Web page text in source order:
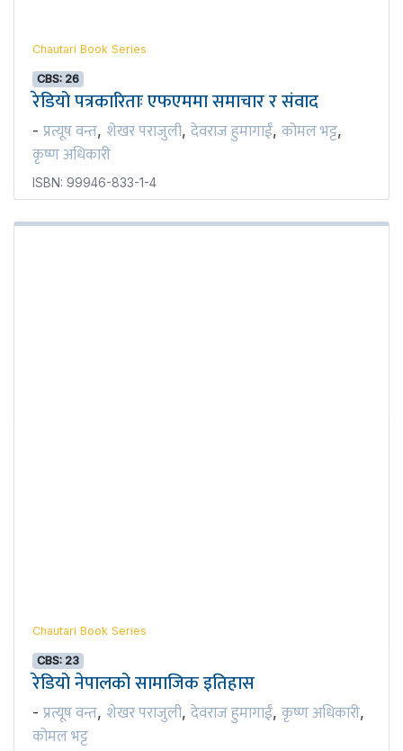
Chautari Book Series
CBS: 26
रेडियो पत्रकारिताः एफएममा समाचार र संवाद
- प्रत्यूष वन्त, शेखर पराजुली, देवराज हुमागाईं, कोमल भट्ट,
कृष्ण अधिकारी
ISBN: 99946-833-1-4
Chautari Book Series
CBS: 23
रेडियो नेपालको सामाजिक इतिहास
- प्रत्यूष वन्त, शेखर पराजुली, देवराज हुमागाईं, कृष्ण अधिकारी,
कोमल भट्ट